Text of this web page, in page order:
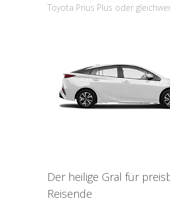
Toyota Prius Plus oder
Der heilige Gral für
Reisende